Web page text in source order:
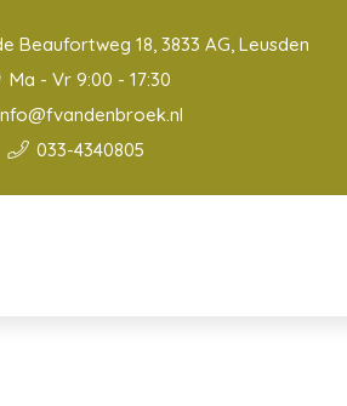
Beaufortweg 18, 3833 AG, Leusden
Ma - Vr 9:00 - 17:30
033-4340805